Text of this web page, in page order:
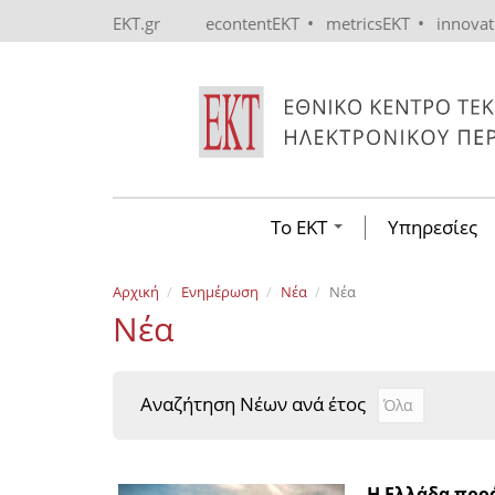
EKT.gr econtentEKT • metricsEKT •
Το ΕΚΤ Υπηρεσίες
Αρχική Ενημέρωση Νέα Νέα
Νέα
Αναζήτηση Νέων ανά έτος Αναζήτηση
Year